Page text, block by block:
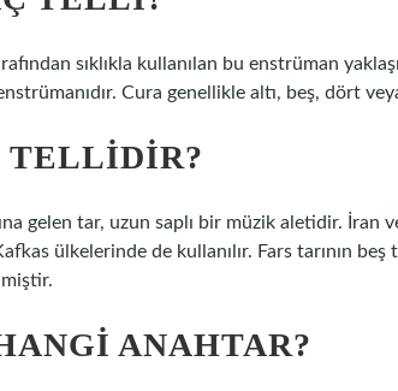
sıklıkla kullanılan bu enstrüman
Cura genellikle altı, beş, dört
TELLIDIR?
gelen tar, uzun saplı bir müzik aletidir. İran
ülkelerinde de kullanılır. Fars tarının beş
ANAHTAR?